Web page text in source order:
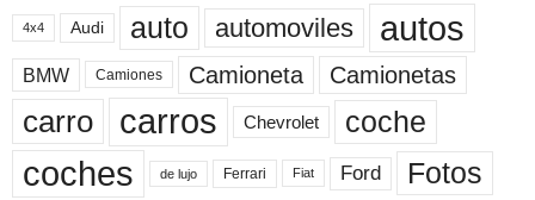
4x4 Audi auto automoviles autos
BMW Camiones Camioneta Camionetas
carro carros Chevrolet coche
coches de lujo Ferrari Fiat Ford Fotos